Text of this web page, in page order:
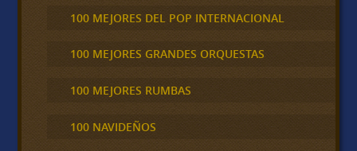
100 MEJORES DEL POP INTERNACIONAL
100 MEJORES GRANDES ORQUESTAS
100 MEJORES RUMBAS
100 NAVIDEÑOS